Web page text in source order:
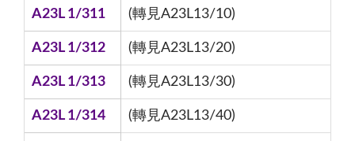
A23L 1/311 (轉見A23L13/10)
A23L 1/312 (轉見A23L13/20)
A23L 1/313 (轉見A23L13/30)
A23L 1/314 (轉見A23L13/40)